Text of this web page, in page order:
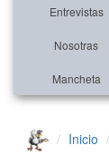
Entrevistas
Nosotras
Mancheta
Inicio